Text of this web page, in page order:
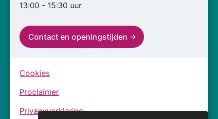
13:00 - 15:30 uur
Contact en openingstijden
Cookies
Proclaimer
Privacyverklaring